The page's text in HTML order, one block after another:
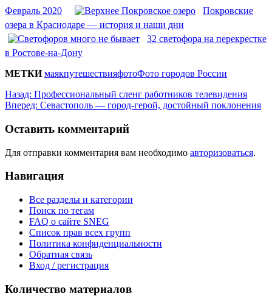
Февраль 2020
Покровские
озера в Краснодаре — история и наши дни
32 светофора на перекрестке
в Ростове-на-Дону
МЕТКИмаякпутешествияфотоФото городов России
Назад: Профессиональный сленг работников телевидения
Вперед: Севастополь — город-герой, достойный поклонения
Оставить комментарий
Для отправки комментария вам необходимо авторизоваться.
Навигация
Все разделы и категории
Поиск по тегам
FAQ о сайте SNEG
Список прав всех групп
Политика конфиденциальности
Обратная связь
Вход / регистрация
Количество материалов